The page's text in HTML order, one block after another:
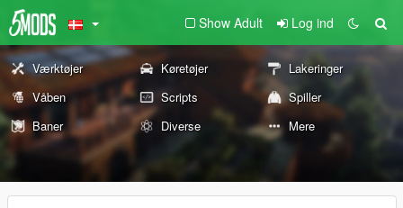
Show Adult Log ind
Værktøjer Køretøjer
Lakeringer
Våben
Scripts
Spiller
Baner
Diverse Mere